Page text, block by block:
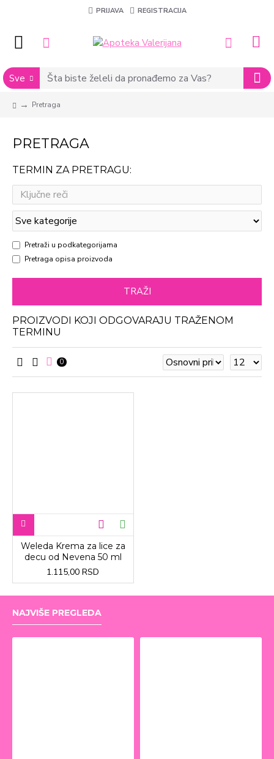
PRIJAVA REGISTRACIJA
Sve
Pretraga
PRETRAGA
TERMIN ZA PRETRAGU:
Pretraži u podkategorijama
Pretraga opisa proizvoda
TRAŽI
PROIZVODI KOJI ODGOVARAJU TRAŽENOM
TERMINU
0
Weleda Krema za lice za
decu od Nevena 50 ml
1.115,00 RSD
NAJVIŠE PREGLEDA